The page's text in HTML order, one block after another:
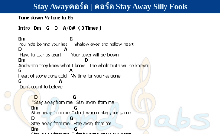
Stay Awayคอร์ด | คอร์ด Stay Away Silly Fools